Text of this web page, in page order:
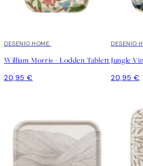
DESENIO HOME
William Morris - Lodden Tablett
20,95 €
DESENIO
Jungle
20,95 €